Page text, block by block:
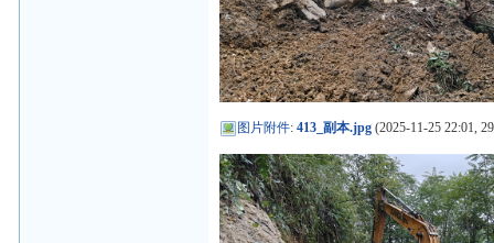
图片附件:413_副本.jpg (2025-11-25 22:01,